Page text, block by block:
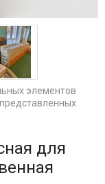
элементов
для